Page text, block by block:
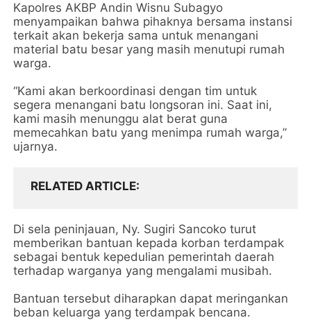
Kapolres AKBP Andin Wisnu Subagyo
menyampaikan bahwa pihaknya bersama instansi
terkait akan bekerja sama untuk menangani
material batu besar yang masih menutupi rumah
warga.
“Kami akan berkoordinasi dengan tim untuk
segera menangani batu longsoran ini. Saat ini,
kami masih menunggu alat berat guna
memecahkan batu yang menimpa rumah warga,”
ujarnya.
RELATED ARTICLE
Di sela peninjauan, Ny. Sugiri Sancoko turut
memberikan bantuan kepada korban terdampak
sebagai bentuk kepedulian pemerintah daerah
terhadap warganya yang mengalami musibah.
Bantuan tersebut diharapkan dapat meringankan
beban keluarga yang terdampak bencana.